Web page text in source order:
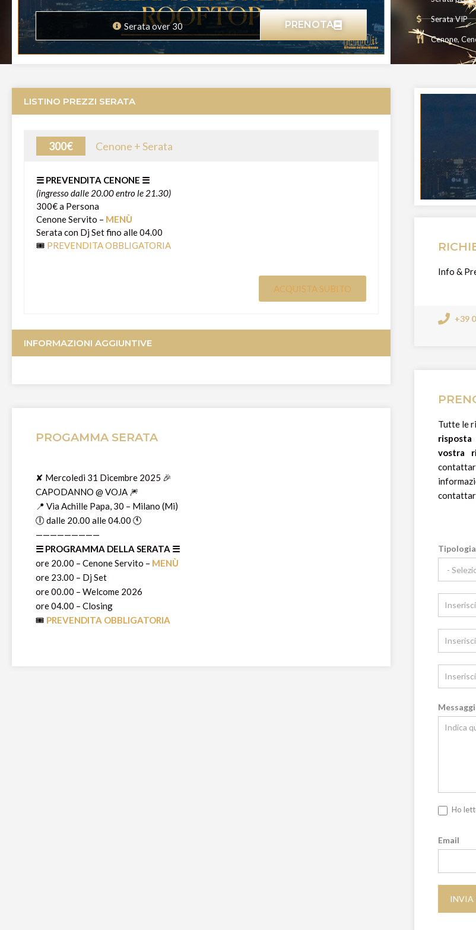
Serata VIP
Cenone,
Serata over 30 PRENOTA
LISTINO PREZZI SERATA
300€ Cenone + Serata
☰ PREVENDITA CENONE ☰
(ingresso dalle 20.00 entro le 21.30)
300€ a Persona
Cenone Servito – MENÙ
Serata con Dj Set fino alle 04.00
🎟️ PREVENDITA OBBLIGATORIA
ACQUISTA SUBITO
INFORMAZIONI AGGIUNTIVE
PROGAMMA SERATA
✘ Mercoledi 31 Dicembre 2025 🎉
CAPODANNO @ VOJA 🎆
📍 Via Achille Papa, 30 – Milano (Mi)
🕕 dalle 20.00 alle 04.00 🕚
—————————
☰ PROGRAMMA DELLA SERATA ☰
ore 20.00 – Cenone Servito – MENÙ
ore 23.00 – Dj Set
ore 00.00 – Welcome 2026
ore 04.00 – Closing
🎟️ PREVENDITA OBBLIGATORIA
Info &
+39
Tutte le
vostra
Locale
Ho
Email
INVIA